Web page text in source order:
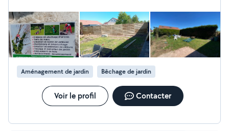
Aménagement de jardin Bêchage de jardin
Voir le profil Contacter